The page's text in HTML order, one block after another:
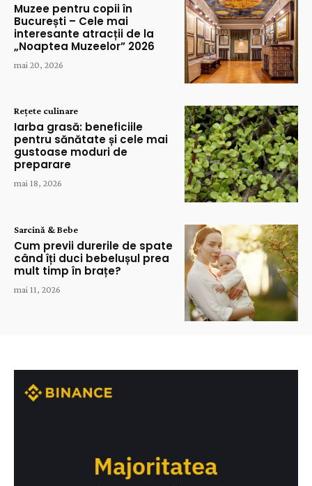
Muzee pentru copii în
București – Cele mai
interesante atracții de la
„Noaptea Muzeelor” 2026
mai 20, 2026
Rețete culinare
Iarba grasă: beneficiile
pentru sănătate și cele mai
gustoase moduri de
preparare
mai 18, 2026
Sarcină & Bebe
Cum previi durerile de spate
când îți duci bebelușul prea
mult timp în brațe?
mai 11, 2026